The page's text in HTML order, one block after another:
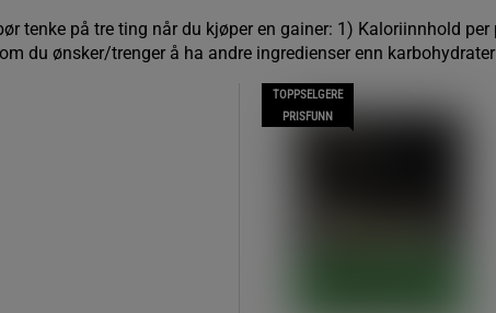
tenke på tre ting når du kjøper en gainer: 1) Kaloriinnhold
du ønsker/trenger å ha andre ingredienser enn
TOPPSELGERE
PRISFUNN